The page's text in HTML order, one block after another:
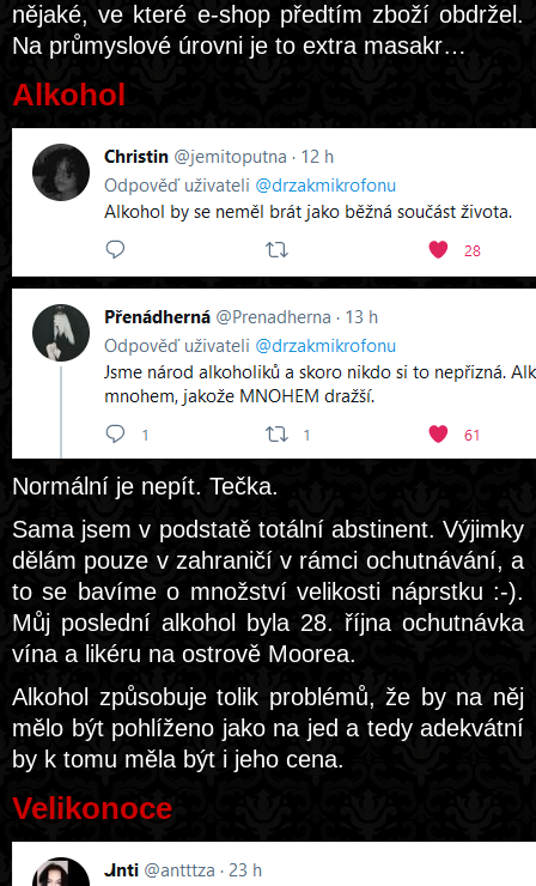
nějaké, ve které e-shop předtím zboží obdržel.
Na průmyslové úrovni je to extra masakr…
Alkohol
Normální je nepít. Tečka.
Sama jsem v podstatě totální abstinent. Výjimky
dělám pouze v zahraničí v rámci ochutnávání, a
to se bavíme o množství velikosti náprstku :-).
Můj poslední alkohol byla 28. října ochutnávka
vína a likéru na ostrově Moorea.
Alkohol způsobuje tolik problémů, že by na něj
mělo být pohlíženo jako na jed a tedy adekvátní
by k tomu měla být i jeho cena.
Velikonoce